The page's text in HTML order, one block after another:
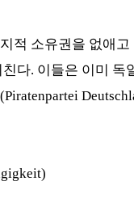
적 소유권을 없애
친다. 이들은 이미 독
(Piratenpartei